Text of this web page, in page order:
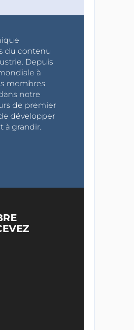
du contenu
Depuis
à
membres
notre
de premier
développer
à grandir.